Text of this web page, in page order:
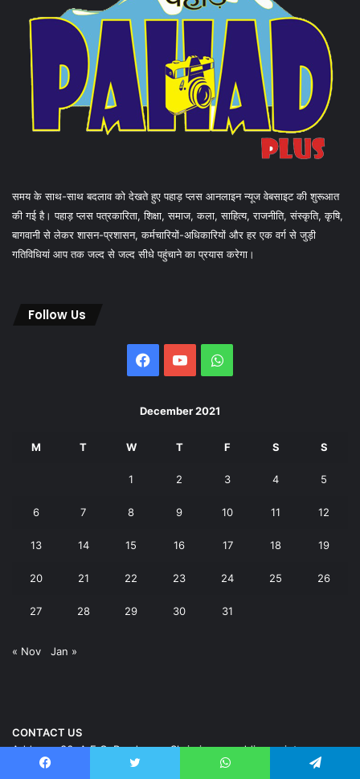
समय के साथ-साथ बदलाव को देखते हुए पहाड़ प्लस आनलाइन न्यूज वेबसाइट की शुरूआत
की गई है। पहाड़ प्लस पत्रकारिता, शिक्षा, समाज, कला, साहित्य, राजनीति, संस्कृति, कृषि,
बागवानी से लेकर शासन-प्रशासन, कर्मचारियों-अधिकारियों और हर एक वर्ग से जुड़ी
गतिविधियां आप तक जल्द से जल्द सीधे पहुंचाने का प्रयास करेगा।
Follow Us
FacebookYouTubeWhatsApp
December 2021
M T W T F S S
1 2 3 4 5
6 7 8 9 10 11 12
13 14 15 16 17 18 19
20 21 22 23 24 25 26
27 28 29 30 31
« Nov Jan »
CONTACT US
Address: 36, A E.C. Road, near Shri niwas wedding point,
dehradun